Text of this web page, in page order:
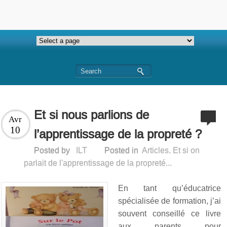
Et si nous parlions de
l’apprentissage de la propreté ?
Avr
10
Posted by ILT Posted in Articles, Et si on
parlait de l'apprentissage de la propreté...
En tant qu’éducatrice
spécialisée de formation, j’ai
souvent conseillé ce livre